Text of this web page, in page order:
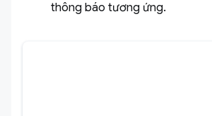
thông báo tương ứng.